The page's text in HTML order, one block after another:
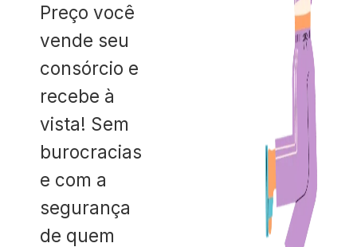
Preço você
vende seu
consórcio e
recebe à
vista! Sem
burocracias
e com a
segurança
de quem